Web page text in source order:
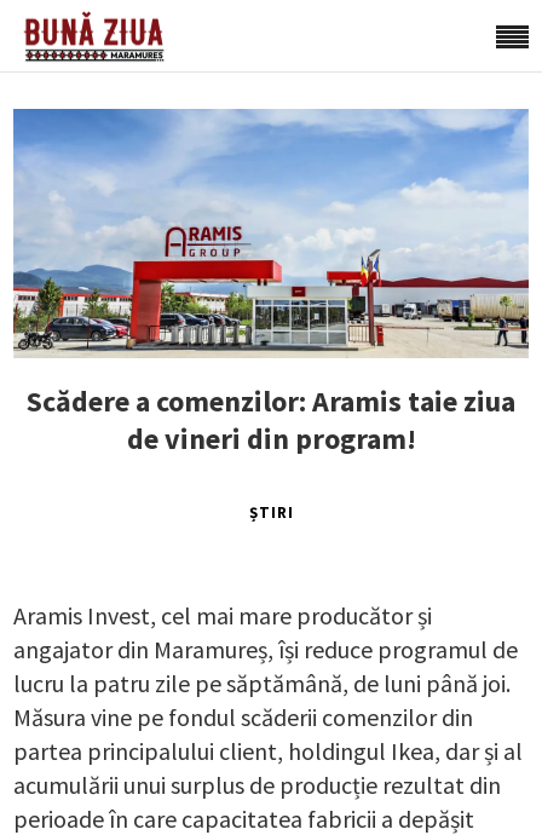
Scădere a comenzilor: Aramis taie ziua
de vineri din program!
ȘTIRI
Aramis Invest, cel mai mare producător și
angajator din Maramureș, își reduce programul de
lucru la patru zile pe săptămână, de luni până joi.
Măsura vine pe fondul scăderii comenzilor din
partea principalului client, holdingul Ikea, dar și al
acumulării unui surplus de producție rezultat din
perioade în care capacitatea fabricii a depășit